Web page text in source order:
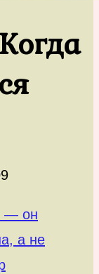
— он
а не